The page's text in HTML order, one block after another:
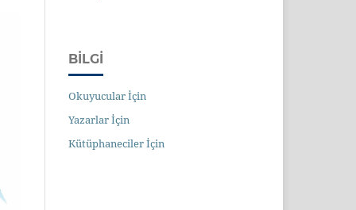
BILGI
Okuyucular İçin
Yazarlar İçin
Kütüphaneciler İçin